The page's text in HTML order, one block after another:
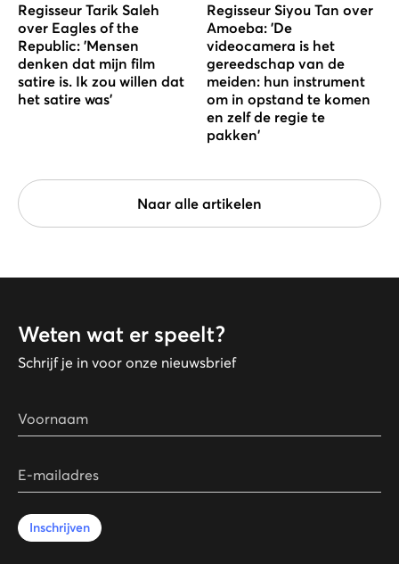
Regisseur Tarik Saleh
over Eagles of the
Republic: 'Mensen
denken dat mijn film
satire is. Ik zou willen dat
het satire was'
Regisseur Siyou Tan over
Amoeba: 'De
videocamera is het
gereedschap van de
meiden: hun instrument
om in opstand te komen
en zelf de regie te
pakken'
Naar alle artikelen
Weten wat er speelt?
Schrijf je in voor onze nieuwsbrief
Voornaam
E-mailadres
Inschrijven